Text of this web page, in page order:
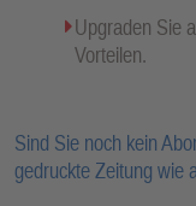
Upgraden Sie
Vorteilen.
Sind Sie noch kein
gedruckte Zeitung wie